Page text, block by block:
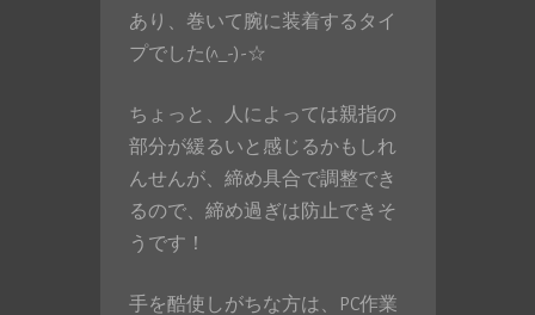
あり、巻いて腕に装着するタイ
プでした(^_-)-☆
ちょっと、人によっては親指の
部分が緩るいと感じるかもしれ
んせんが、締め具合で調整でき
るので、締め過ぎは防止できそ
うです！
手を酷使しがちな方は、PC作業